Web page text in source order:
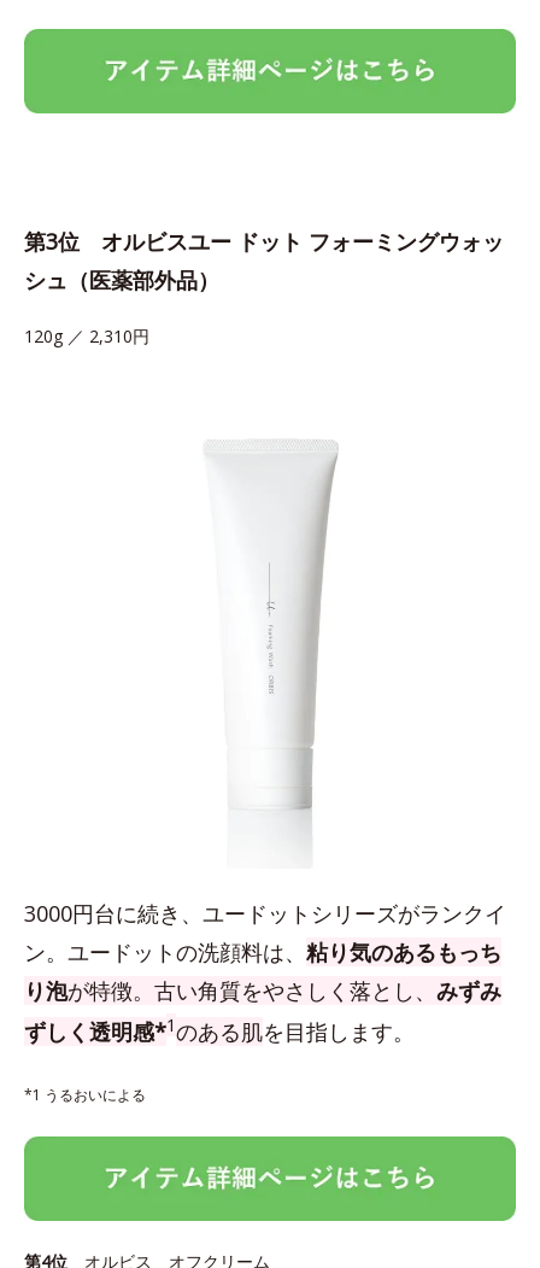
第3位 オルビスユー ドット フォーミングウォッ
シュ（医薬部外品）
120g ／ 2,310円
3000円台に続き、ユードットシリーズがランクイ
ン。ユードットの洗顔料は、 粘り気のあるもっち
り泡が特徴。古い角質をやさしく落とし、 みずみ
ずしく透明感*1のある肌を目指します。
*1 うるおいによる
第4位 オルビス オフクリーム